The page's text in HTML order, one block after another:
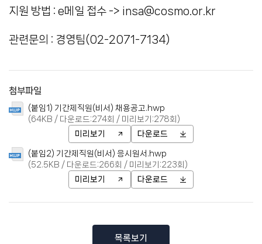
지원 방법 : e메일 접수 -> insa@cosmo.or.kr
관련문의 : 경영팀(02-2071-7134)
첨부파일
(붙임1) 기간제직원(비서) 채용공고.hwp
(64KB / 다운로드:274회 / 미리보기:278회)
미리보기
다운로드
(붙임2) 기간제직원(비서) 응시원서.hwp
(52.5KB / 다운로드:266회 / 미리보기:223회)
미리보기
다운로드
목록보기